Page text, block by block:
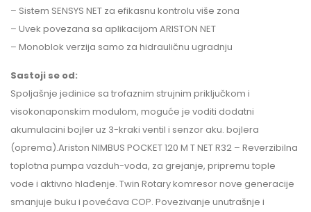
– Sistem SENSYS NET za efikasnu kontrolu više zona
– Uvek povezana sa aplikacijom ARISTON NET
– Monoblok verzija samo za hidrauličnu ugradnju
Sastoji se od:
Spoljašnje jedinice sa trofaznim strujnim priključkom i
visokonaponskim modulom, moguće je voditi dodatni
akumulacini bojler uz 3-kraki ventil i senzor aku. bojlera
(oprema).Ariston NIMBUS POCKET 120 M T NET R32 – Reverzibilna
toplotna pumpa vazduh-voda, za grejanje, pripremu tople
vode i aktivno hlađenje. Twin Rotary komresor nove generacije
smanjuje buku i povećava COP. Povezivanje unutrašnje i